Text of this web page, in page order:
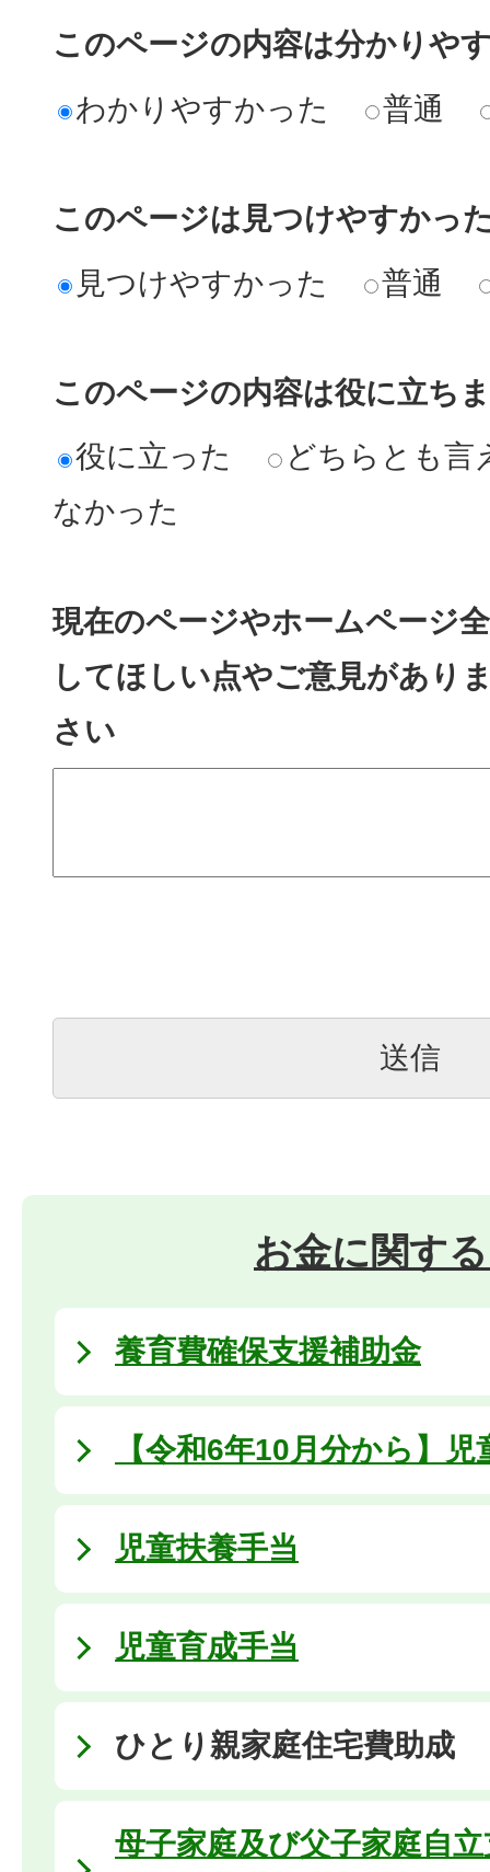
このページの内容は分かりや
わかりやすかった
普通
このページは見つけやすかっ
見つけやすかった
普通
このページの内容は役に立ち
役に立った
どちらとも言
なかった
現在のページやホームページ
してほしい点やご意見があり
さい
お金に関す
養育費確保支援補助金
【令和6年10月分から】児
児童扶養手当
児童育成手当
ひとり親家庭住宅費助成
母子家庭及び父子家庭自